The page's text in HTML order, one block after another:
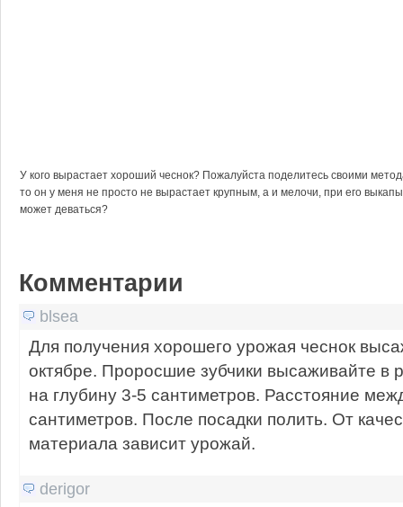
У кого вырастает хороший чеснок? Пожалуйста поделитесь своими
то он у меня не просто не вырастает крупным, а и мелочи, при его
может деваться?
Комментарии
blsea
Для получения хорошего урожая чеснок
октябре. Проросшие зубчики высаживайте в
на глубину 3-5 сантиметров. Расстояние
сантиметров. После посадки полить. От
материала зависит урожай.
derigor